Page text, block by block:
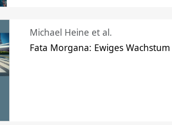
Michael Heine et al.
Fata Morgana: Ewiges Wachstum